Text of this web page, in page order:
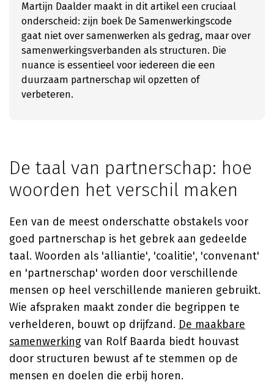
Martijn Daalder maakt in dit artikel een cruciaal
onderscheid: zijn boek De Samenwerkingscode
gaat niet over samenwerken als gedrag, maar over
samenwerkingsverbanden als structuren. Die
nuance is essentieel voor iedereen die een
duurzaam partnerschap wil opzetten of
verbeteren.
De taal van partnerschap: hoe
woorden het verschil maken
Een van de meest onderschatte obstakels voor
goed partnerschap is het gebrek aan gedeelde
taal. Woorden als 'alliantie', 'coalitie', 'convenant'
en 'partnerschap' worden door verschillende
mensen op heel verschillende manieren gebruikt.
Wie afspraken maakt zonder die begrippen te
verhelderen, bouwt op drijfzand. De maakbare
samenwerking van Rolf Baarda biedt houvast
door structuren bewust af te stemmen op de
mensen en doelen die erbij horen.